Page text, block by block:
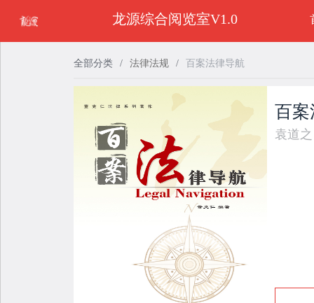
全部分类 / 法律法规 / 百案法律导航
百案
袁道
龙源综合阅览室V1.0